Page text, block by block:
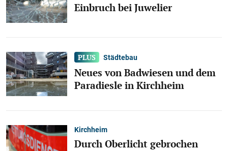
Einbruch bei Juwelier
Städtebau
Neues von Badwiesen und dem
Paradiesle in Kirchheim
Kirchheim
Durch Oberlicht gebrochen